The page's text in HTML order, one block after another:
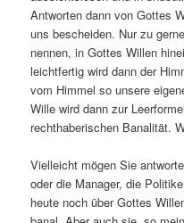
Antworten dann von Gottes
uns bescheiden. Nur zu
nennen, in Gottes Willen
leichtfertig wird dann der
vom Himmel so unsere
Wille wird dann zur
rechthaberischen Banalität.
Vielleicht mögen Sie
oder die Manager, die
heute noch über Gottes